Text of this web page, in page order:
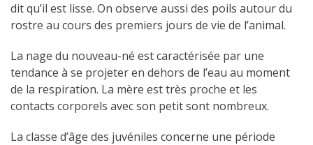
dit qu’il est lisse. On observe aussi des poils autour du
rostre au cours des premiers jours de vie de l’animal.
La nage du nouveau-né est caractérisée par une
tendance à se projeter en dehors de l’eau au moment
de la respiration. La mère est très proche et les
contacts corporels avec son petit sont nombreux.
La classe d’âge des juvéniles concerne une période